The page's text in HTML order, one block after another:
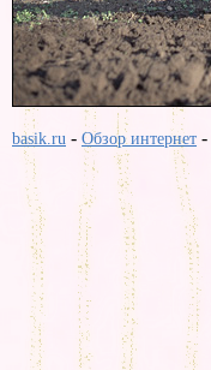
basik.ru - Обзор интернет -